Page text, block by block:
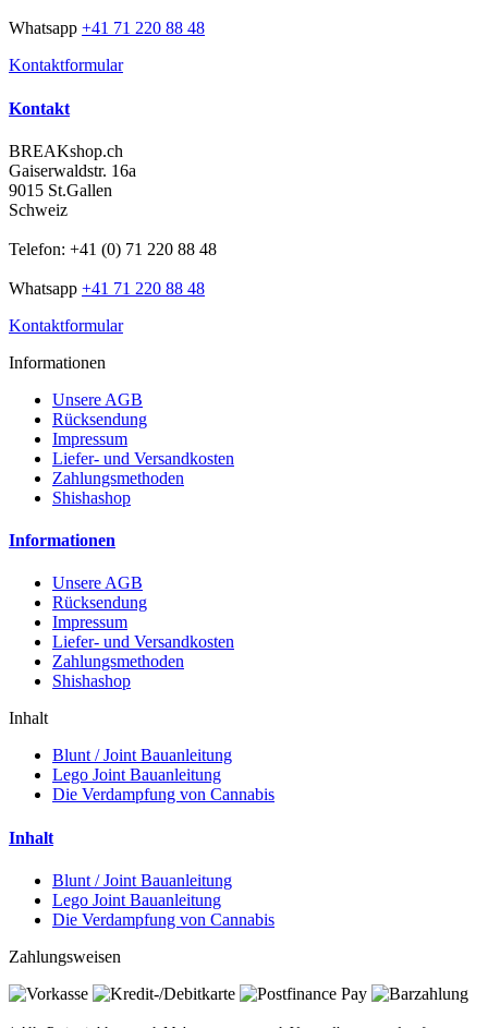
Whatsapp +41 71 220 88 48
Kontaktformular
Kontakt
BREAKshop.ch
Gaiserwaldstr. 16a
9015 St.Gallen
Schweiz
Telefon: +41 (0) 71 220 88 48
Whatsapp +41 71 220 88 48
Kontaktformular
Informationen
Unsere AGB
Rücksendung
Impressum
Liefer- und Versandkosten
Zahlungsmethoden
Shishashop
Informationen
Unsere AGB
Rücksendung
Impressum
Liefer- und Versandkosten
Zahlungsmethoden
Shishashop
Inhalt
Blunt / Joint Bauanleitung
Lego Joint Bauanleitung
Die Verdampfung von Cannabis
Inhalt
Blunt / Joint Bauanleitung
Lego Joint Bauanleitung
Die Verdampfung von Cannabis
Zahlungsweisen